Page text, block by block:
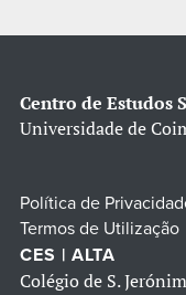
Centro de Estudos
Universidade de
Política de
Termos de Utilização
CES | ALTA
Colégio de S.